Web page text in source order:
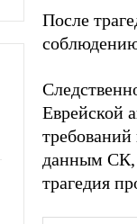
После
Еврейской
данным СК,
трагедия